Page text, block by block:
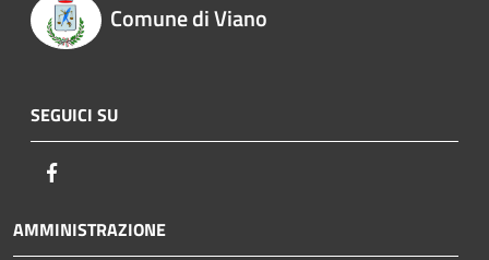
Comune di Viano
SEGUICI SU
AMMINISTRAZIONE